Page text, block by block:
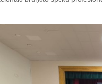
2025